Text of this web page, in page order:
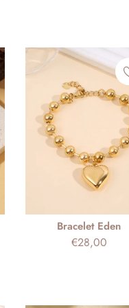
Bracelet Eden
Prix
€28,00